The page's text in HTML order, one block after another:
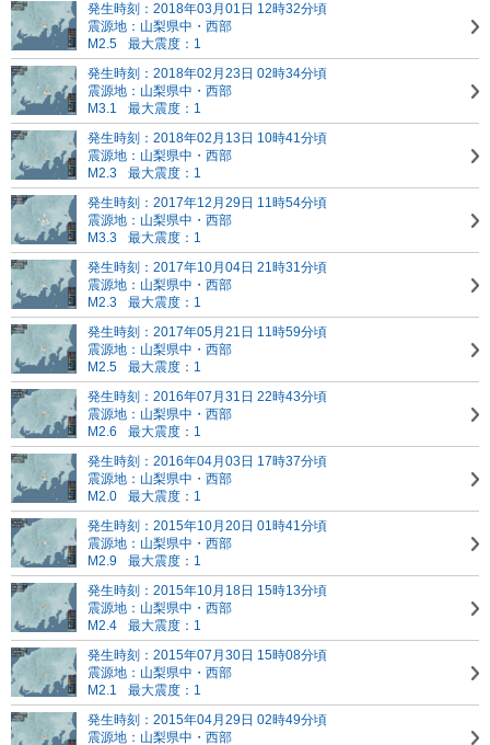
発生時刻：2018年03月01日 12時32分頃
震源地：山梨県中・西部
M2.5
最大震度：1
発生時刻：2018年02月23日 02時34分頃
震源地：山梨県中・西部
M3.1
最大震度：1
発生時刻：2018年02月13日 10時41分頃
震源地：山梨県中・西部
M2.3
最大震度：1
発生時刻：2017年12月29日 11時54分頃
震源地：山梨県中・西部
M3.3
最大震度：1
発生時刻：2017年10月04日 21時31分頃
震源地：山梨県中・西部
M2.3
最大震度：1
発生時刻：2017年05月21日 11時59分頃
震源地：山梨県中・西部
M2.5
最大震度：1
発生時刻：2016年07月31日 22時43分頃
震源地：山梨県中・西部
M2.6
最大震度：1
発生時刻：2016年04月03日 17時37分頃
震源地：山梨県中・西部
M2.0
最大震度：1
発生時刻：2015年10月20日 01時41分頃
震源地：山梨県中・西部
M2.9
最大震度：1
発生時刻：2015年10月18日 15時13分頃
震源地：山梨県中・西部
M2.4
最大震度：1
発生時刻：2015年07月30日 15時08分頃
震源地：山梨県中・西部
M2.1
最大震度：1
発生時刻：2015年04月29日 02時49分頃
震源地：山梨県中・西部